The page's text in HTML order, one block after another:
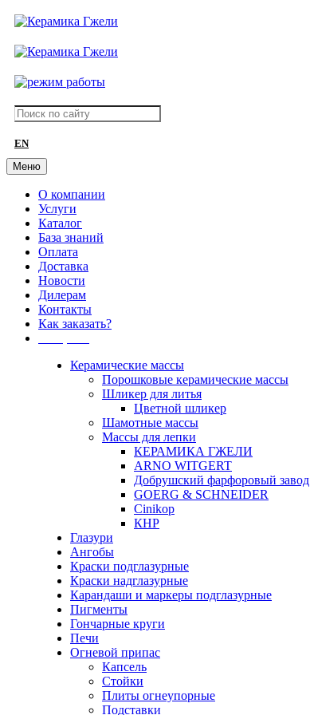
EN
Меню
О компании
Услуги
Каталог
База знаний
Оплата
Доставка
Новости
Дилерам
Контакты
Как заказать?
Керамические массы
Порошковые керамические массы
Шликер для литья
Цветной шликер
Шамотные массы
Массы для лепки
КЕРАМИКА ГЖЕЛИ
ARNO WITGERT
Добрушский фарфоровый завод
GOERG & SCHNEIDER
Cinikop
КНР
Глазури
Ангобы
Краски подглазурные
Краски надглазурные
Карандаши и маркеры подглазурные
Пигменты
Гончарные круги
Печи
Огневой припас
Капсель
Стойки
Плиты огнеупорные
Подставки